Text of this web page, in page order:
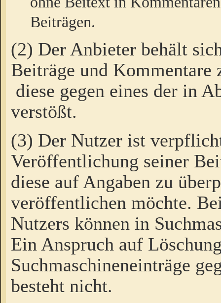
Beiträgen.
(2) Der Anbieter behält
Beiträge und Kommentare
diese gegen eines der in
verstößt.
(3) Der Nutzer ist
Veröffentlichung seiner
diese auf Angaben zu
veröffentlichen möchte.
Nutzers können in
Ein Anspruch auf
Suchmaschineneinträge
besteht nicht.